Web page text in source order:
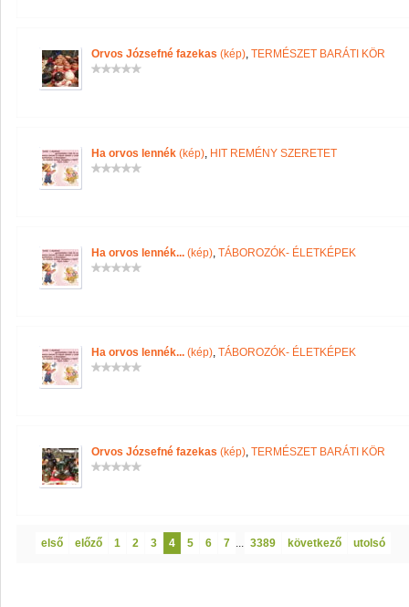
Orvos Józsefné fazekas (kép), TERMÉSZET BARÁTI KÖR
Ha orvos lennék (kép), HIT REMÉNY SZERETET
Ha orvos lennék... (kép), TÁBOROZÓK- ÉLETKÉPEK
Ha orvos lennék... (kép), TÁBOROZÓK- ÉLETKÉPEK
Orvos Józsefné fazekas (kép), TERMÉSZET BARÁTI KÖR
első előző 1 2 3 4 5 6 7 ... 3389 következő utolsó